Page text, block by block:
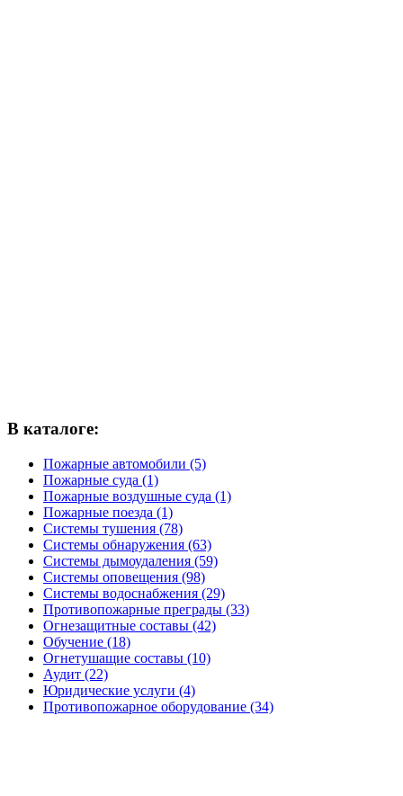
В каталоге:
Пожарные автомобили (5)
Пожарные суда (1)
Пожарные воздушные суда (1)
Пожарные поезда (1)
Системы тушения (78)
Системы обнаружения (63)
Системы дымоудаления (59)
Системы оповещения (98)
Системы водоснабжения (29)
Противопожарные преграды (33)
Огнезащитные составы (42)
Обучение (18)
Огнетушащие составы (10)
Аудит (22)
Юридические услуги (4)
Противопожарное оборудование (34)